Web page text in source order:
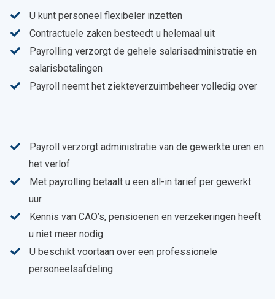
U kunt personeel flexibeler inzetten
Contractuele zaken besteedt u helemaal uit
Payrolling verzorgt de gehele salarisadministratie en
salarisbetalingen
Payroll neemt het ziekteverzuimbeheer volledig over
Payroll verzorgt administratie van de gewerkte uren en
het verlof
Met payrolling betaalt u een all-in tarief per gewerkt
uur
Kennis van CAO’s, pensioenen en verzekeringen heeft
u niet meer nodig
U beschikt voortaan over een professionele
personeelsafdeling